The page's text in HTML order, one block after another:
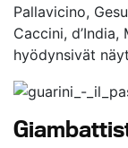
Pallavicino,
Caccini,
hyödynsivät